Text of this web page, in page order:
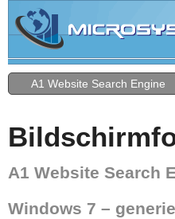
A1 Website Search Engine
A1 Website Search
Windows 7 –